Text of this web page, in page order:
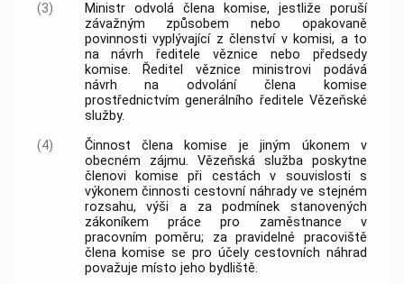
(3)
Ministr odvolá člena komise, jestliže poruší
závažným způsobem nebo opakovaně
povinnosti vyplývající z členství v komisi, a to
na návrh ředitele věznice nebo předsedy
komise. Ředitel věznice ministrovi podává
návrh na odvolání člena komise
prostřednictvím generálního ředitele Vězeňské
služby.
(4)
Činnost člena komise je jiným úkonem v
obecném zájmu. Vězeňská služba poskytne
členovi komise při cestách v souvislosti s
výkonem činnosti cestovní náhrady ve stejném
rozsahu, výši a za podmínek stanovených
zákoníkem práce pro zaměstnance v
pracovním poměru; za pravidelné pracoviště
člena komise se pro účely cestovních náhrad
považuje místo jeho bydliště.